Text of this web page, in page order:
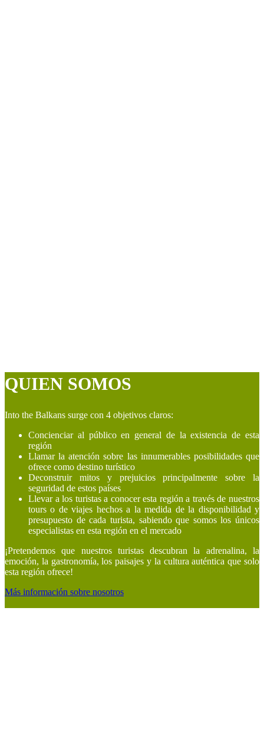
QUIEN SOMOS
Into the Balkans surge con 4 objetivos claros:
Concienciar al público en general de la existencia de esta
región
Llamar la atención sobre las innumerables posibilidades que
ofrece como destino turístico
Deconstruir mitos y prejuicios principalmente sobre la
seguridad de estos países
Llevar a los turistas a conocer esta región a través de nuestros
tours o de viajes hechos a la medida de la disponibilidad y
presupuesto de cada turista, sabiendo que somos los únicos
especialistas en esta región en el mercado
¡Pretendemos que nuestros turistas descubran la adrenalina, la
emoción, la gastronomía, los paisajes y la cultura auténtica que solo
esta región ofrece!
Más información sobre nosotros